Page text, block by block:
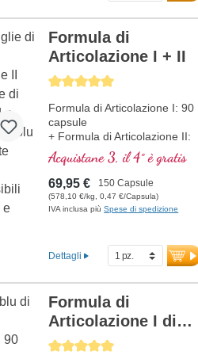
Average rating of 5 out of 5 stars
Formula di
Articolazione I + II
Formula di Articolazione I: 90
capsule
+ Formula di Articolazione II:
60 capsule
Acquistane 3, il 4° è gratis
69,95 € 150 Capsule
(578,10 €/kg, 0,47 €/Capsula)
IVA inclusa piùSpese di spedizione
Dettagli
Average rating of 5 out of 5 stars
Formula di
Articolazione I di
Dr. med. Michalzik